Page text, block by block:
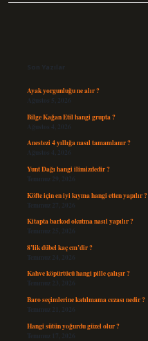
Son Yazılar
Ayak yorgunluğu ne alır ?
Ağustos 5, 2026
Bilge Kağan Etil hangi grupta ?
Ağustos 4, 2026
Anestezi 4 yıllığa nasıl tamamlanır ?
Ağustos 4, 2026
Yunt Dağı hangi ilimizdedir ?
Temmuz 29, 2026
Köfte için en iyi kıyma hangi etten yapılır ?
Temmuz 27, 2026
Kitapta barkod okutma nasıl yapılır ?
Temmuz 25, 2026
8’lik dübel kaç cm’dir ?
Temmuz 24, 2026
Kahve köpürtücü hangi pille çalışır ?
Temmuz 23, 2026
Baro seçimlerine katılmama cezası nedir ?
Temmuz 21, 2026
Hangi sütün yoğurdu güzel olur ?
Temmuz 17, 2026